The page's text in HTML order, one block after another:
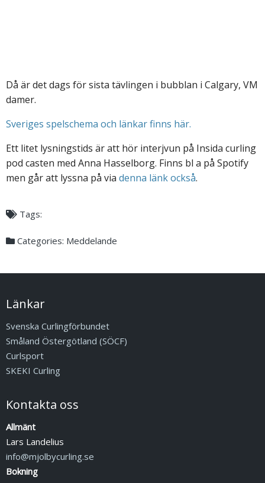
Då är det dags för sista tävlingen i bubblan i Calgary, VM
damer.
Sveriges spelschema och länkar finns här.
Ett litet lysningstids är att hör interjvun på Insida curling
pod casten med Anna Hasselborg. Finns bl a på Spotify
men går att lyssna på via denna länk också.
Tags:
Categories: Meddelande
Länkar
Svenska Curlingförbundet
Småland Östergötland (SÖCF)
Curlsport
SKEKI Curling
Kontakta oss
Allmänt
Lars Landelius
info@mjolbycurling.se
Bokning